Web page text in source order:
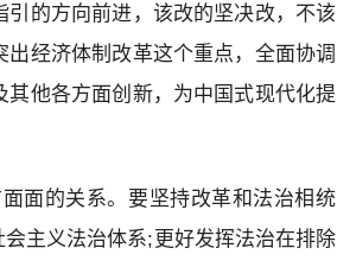
的方向前进，该改的坚决改，不该
经济体制改革这个重点，全面协调
他各方面创新，为中国式现代化提
面的关系。要坚持改革和法治相统
主义法治体系;更好发挥法治在排除